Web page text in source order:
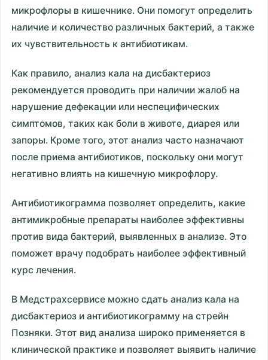
микрофлоры в кишечнике. Они помогут определить
наличие и количество различных бактерий, а также
их чувствительность к антибиотикам.
Как правило, анализ кала на дисбактериоз
рекомендуется проводить при наличии жалоб на
нарушение дефекации или неспецифических
симптомов, таких как боли в животе, диарея или
запоры. Кроме того, этот анализ часто назначают
после приема антибиотиков, поскольку они могут
негативно влиять на кишечную микрофлору.
Антибиотикограмма позволяет определить, какие
антимикробные препараты наиболее эффективны
против вида бактерий, выявленных в анализе. Это
поможет врачу подобрать наиболее эффективный
курс лечения.
В Медстрахсервисе можно сдать анализ кала на
дисбактериоз и антибиотикограмму на стрейн
Позняки. Этот вид анализа широко применяется в
клинической практике и позволяет выявить наличие